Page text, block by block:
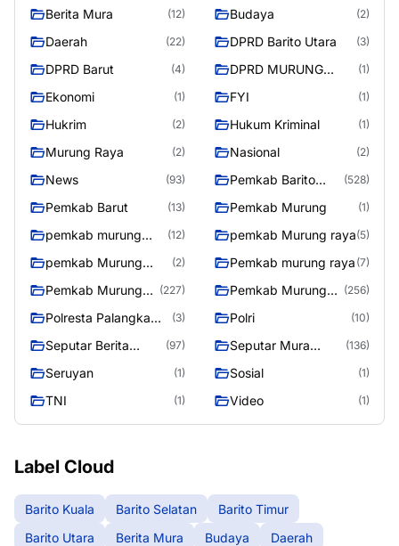
Berita Mura (12) Budaya (2)
Daerah (22) DPRD Barito Utara (3)
DPRD Barut (4)
DPRD MURUNG
(1)
Ekonomi (1) FYI (1)
Hukrim (2) Hukum Kriminal (1)
Murung Raya (2) Nasional (2)
News (93)
Pemkab Barito
(528)
Pemkab Barut (13) Pemkab Murung (1)
pemkab murung
(12) pemkab Murung raya(5)
pemkab Murung
(2) Pemkab murung raya (7)
Pemkab Murung
(227)
Pemkab Murung
(256)
Polresta Palangka
(3) Polri (10)
Seputar Berita
(97)
Seputar Mura
(136)
Seruyan (1) Sosial (1)
TNI (1) Video (1)
Label Cloud
Barito Kuala Barito Selatan
Barito Timur
Barito Utara
Berita Mura Budaya
Daerah